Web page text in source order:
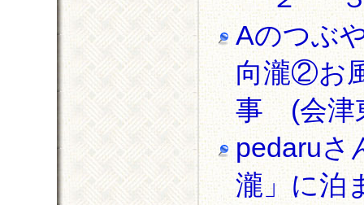
Aのつぶ
向瀧②お
事 (会津
pedaru
瀧」に泊